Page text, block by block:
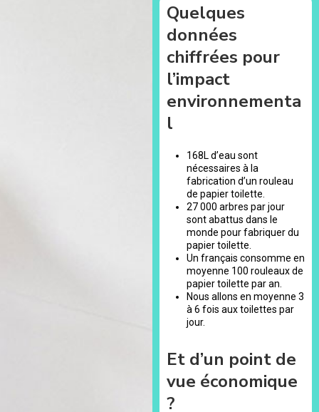
Quelques
données
chiffrées pour
l’impact
environnementa
l
168L d’eau sont
nécessaires à la
fabrication d’un rouleau
de papier toilette.
27 000 arbres par jour
sont abattus dans le
monde pour fabriquer du
papier toilette.
Un français consomme en
moyenne 100 rouleaux de
papier toilette par an.
Nous allons en moyenne 3
à 6 fois aux toilettes par
jour.
Et d’un point de
vue économique
?